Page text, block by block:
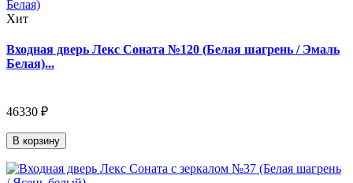
Хит
Входная дверь Лекс Соната №120 (Белая шагрень / Эмаль
Белая)...
46330 ₽
В корзину